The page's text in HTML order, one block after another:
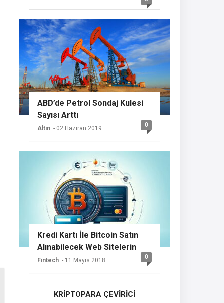
ABD’de Petrol Sondaj Kulesi
Sayısı Arttı
Altın - 02 Haziran 2019 0
Kredi Kartı İle Bitcoin Satın
Alınabilecek Web Sitelerin
Listesi
Fıntech - 11 Mayıs 2018 0
KRİPTOPARA ÇEVİRİCİ